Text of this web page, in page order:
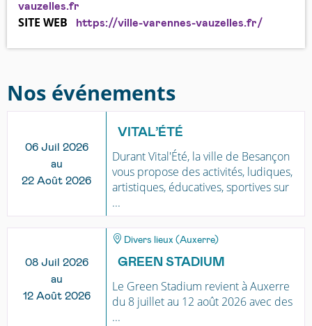
vauzelles.fr
SITE WEB https://ville-varennes-vauzelles.fr/
Nos événements
06 Juil 2026
au
22 Août 2026
VITAL’ÉTÉ
Durant Vital'Été, la ville de Besançon
vous propose des activités, ludiques,
artistiques, éducatives, sportives sur
...
08 Juil 2026
au
12 Août 2026
Divers lieux (Auxerre)
GREEN STADIUM
Le Green Stadium revient à Auxerre
du 8 juillet au 12 août 2026 avec des
...